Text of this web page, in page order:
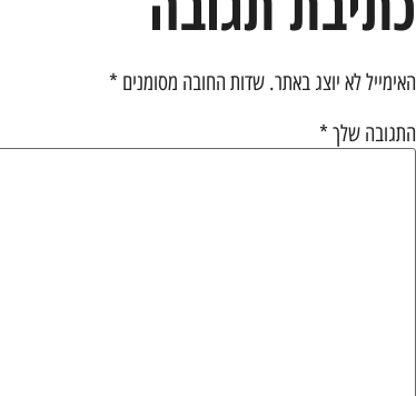
האימייל לא יוצג באתר. שדות החובה מסומנים *
התגובה שלך *